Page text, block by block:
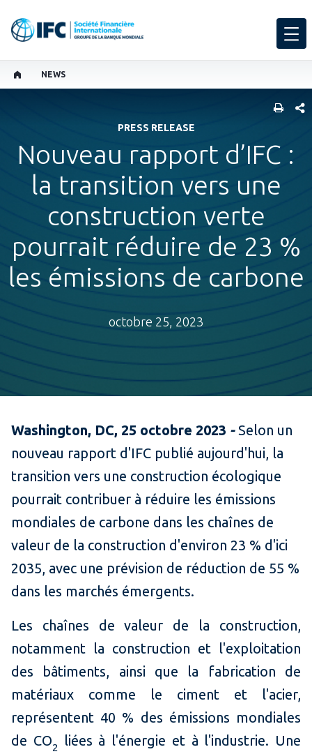
NEWS
PRESS RELEASE
Nouveau rapport d’IFC :
la transition vers une
construction verte
pourrait réduire de 23 %
les émissions de carbone
octobre 25, 2023
Washington, DC, 25 octobre 2023 -Selon un
nouveau rapport d'IFC publié aujourd'hui, la
transition vers une construction écologique
pourrait contribuer à réduire les émissions
mondiales de carbone dans les chaînes de
valeur de la construction d'environ 23 % d'ici
2035, avec une prévision de réduction de 55 %
dans les marchés émergents.
Les chaînes de valeur de la construction,
notamment la construction et l'exploitation
des bâtiments, ainsi que la fabrication de
matériaux comme le ciment et l'acier,
représentent 40 % des émissions mondiales
de CO2
liées à l'énergie et à l'industrie. Une